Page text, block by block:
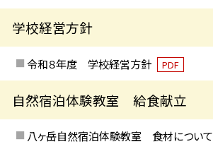
学校経営方針
令和８年度 学校経営方針 PDF
自然宿泊体験教室 給食献立
八ヶ岳自然宿泊体験教室 食材について